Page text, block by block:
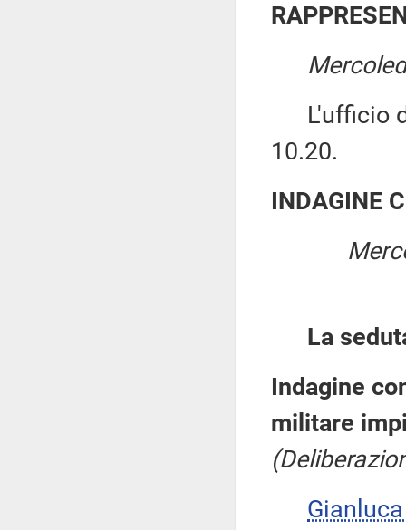
L'ufficio di
10.20.
INDAGINE
La
Indagine
militare